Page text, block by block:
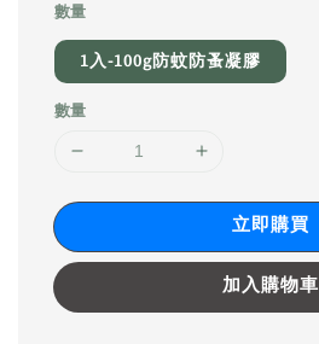
數量
1入-100g防蚊防蚤凝膠
數量
立即購買
加入購物車